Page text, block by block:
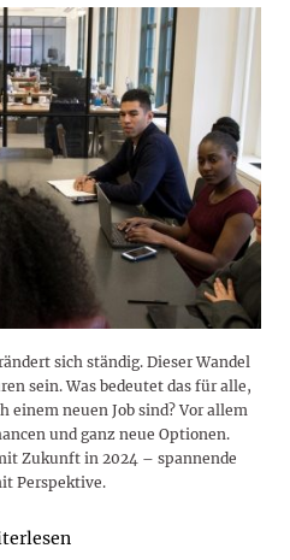
sich ständig. Dieser Wandel
sein. Was bedeutet das für alle,
einem neuen Job sind? Vor allem
und ganz neue Optionen.
Zukunft in 2024 – spannende
Perspektive.